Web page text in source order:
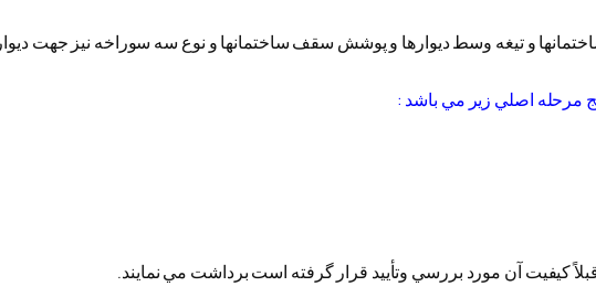
و تیغه وسط دیوارها و پوشش سقف ساختمانها و نوع سه سوراخه نیز جهت
مرحله اصلي زير مي باشد :
كيفيت آن مورد بررسي وتأييد قرار گرفته است برداشت مي نمايند.